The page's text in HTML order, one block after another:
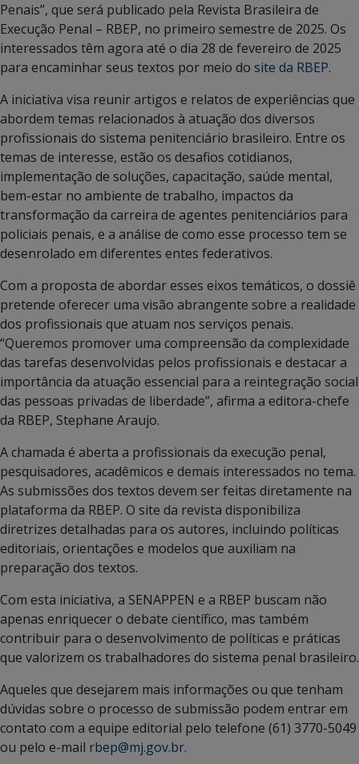
Penais”, que será publicado pela Revista Brasileira de
Execução Penal – RBEP, no primeiro semestre de 2025. Os
interessados têm agora até o dia 28 de fevereiro de 2025
para encaminhar seus textos por meio do site da RBEP.
A iniciativa visa reunir artigos e relatos de experiências que
abordem temas relacionados à atuação dos diversos
profissionais do sistema penitenciário brasileiro. Entre os
temas de interesse, estão os desafios cotidianos,
implementação de soluções, capacitação, saúde mental,
bem-estar no ambiente de trabalho, impactos da
transformação da carreira de agentes penitenciários para
policiais penais, e a análise de como esse processo tem se
desenrolado em diferentes entes federativos.
Com a proposta de abordar esses eixos temáticos, o dossiê
pretende oferecer uma visão abrangente sobre a realidade
dos profissionais que atuam nos serviços penais.
“Queremos promover uma compreensão da complexidade
das tarefas desenvolvidas pelos profissionais e destacar a
importância da atuação essencial para a reintegração social
das pessoas privadas de liberdade”, afirma a editora-chefe
da RBEP, Stephane Araujo.
A chamada é aberta a profissionais da execução penal,
pesquisadores, acadêmicos e demais interessados no tema.
As submissões dos textos devem ser feitas diretamente na
plataforma da RBEP. O site da revista disponibiliza
diretrizes detalhadas para os autores, incluindo políticas
editoriais, orientações e modelos que auxiliam na
preparação dos textos.
Com esta iniciativa, a SENAPPEN e a RBEP buscam não
apenas enriquecer o debate científico, mas também
contribuir para o desenvolvimento de políticas e práticas
que valorizem os trabalhadores do sistema penal brasileiro.
Aqueles que desejarem mais informações ou que tenham
dúvidas sobre o processo de submissão podem entrar em
contato com a equipe editorial pelo telefone (61) 3770-5049
ou pelo e-mail rbep@mj.gov.br.